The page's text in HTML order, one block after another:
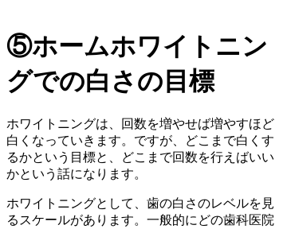
⑤ホームホワイトニン
グでの白さの目標
ホワイトニングは、回数を増やせば増やすほど
白くなっていきます。ですが、どこまで白くす
るかという目標と、どこまで回数を行えばいい
かという話になります。
ホワイトニングとして、歯の白さのレベルを見
るスケールがあります。一般的にどの歯科医院